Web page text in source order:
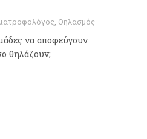
, Θηλασμός
να αποφεύγουν
θηλάζουν;